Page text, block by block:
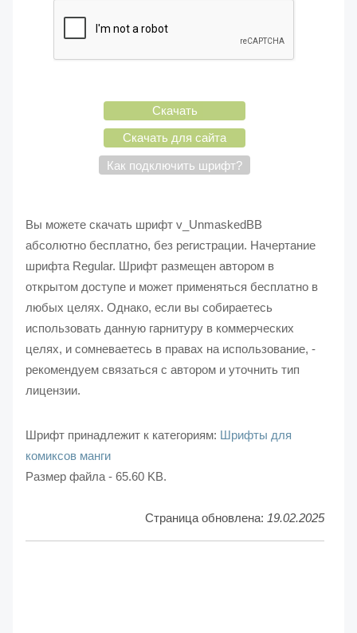
Скачать
Скачать для сайта
Как подключить шрифт?
Вы можете скачать шрифт v_UnmaskedBB
абсолютно бесплатно, без регистрации. Начертание
шрифта Regular. Шрифт размещен автором в
открытом доступе и может применяться бесплатно в
любых целях. Однако, если вы собираетесь
использовать данную гарнитуру в коммерческих
целях, и сомневаетесь в правах на использование, -
рекомендуем связаться с автором и уточнить тип
лицензии.
Шрифт принадлежит к категориям: Шрифты для
комиксов манги
Размер файла - 65.60 KB.
Страница обновлена: 19.02.2025